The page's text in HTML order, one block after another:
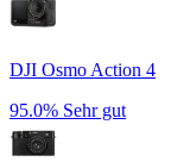
DJI Osmo Action 4
95.0% Sehr gut